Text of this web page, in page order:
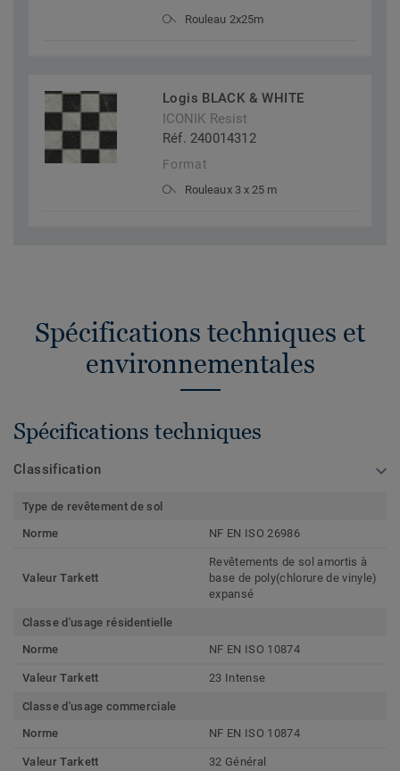
Rouleau 2x25m
Logis BLACK & WHITE
ICONIK Resist
Réf. 240014312
Format
Rouleaux 3 x 25 m
Spécifications techniques et
environnementales
Spécifications techniques
Classification
Type de revêtement de sol
Norme
NF EN ISO 26986
Valeur Tarkett
Revêtements de sol amortis à
base de poly(chlorure de vinyle)
expansé
Classe d'usage résidentielle
Norme
NF EN ISO 10874
Valeur Tarkett 23 Intense
Classe d'usage commerciale
Norme
NF EN ISO 10874
Valeur Tarkett 32 Général